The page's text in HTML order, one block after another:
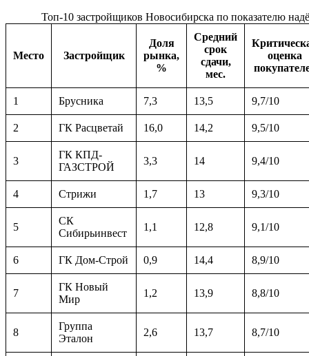
Топ-10 застройщиков Новосибирска по показателю
Место Застройщик
Доля
рынка,
%
Средний
срок
сдачи,
мес.
оценка
1 Брусника 7,3 13,5 9,7/10
2 ГК Расцветай 16,0 14,2 9,5/10
3
ГК КПД-
ГАЗСТРОЙ
3,3 14 9,4/10
4 Стрижи 1,7 13 9,3/10
5
СК
Сибирьинвест
1,1 12,8 9,1/10
6 ГК Дом-Строй 0,9 14,4 8,9/10
7
ГК Новый
Мир
1,2 13,9 8,8/10
8
Группа
Эталон
2,6 13,7 8,7/10